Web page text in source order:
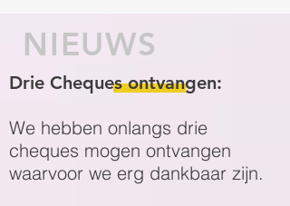
NIEUWS
Drie Cheques ontvangen:
We hebben onlangs drie
cheques mogen ontvangen
waarvoor we erg dankbaar zijn.